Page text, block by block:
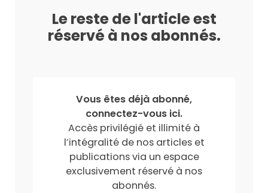
Le reste de l'article est
réservé à nos abonnés.
Vous êtes déjà abonné,
connectez-vous ici.
Accès privilégié et illimité à
l’intégralité de nos articles et
publications via un espace
exclusivement réservé à nos
abonnés.